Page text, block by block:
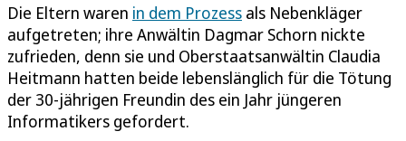
Die Eltern waren in dem Prozess als Nebenkläger
aufgetreten; ihre Anwältin Dagmar Schorn nickte
zufrieden, denn sie und Oberstaatsanwältin Claudia
Heitmann hatten beide lebenslänglich für die Tötung
der 30-jährigen Freundin des ein Jahr jüngeren
Informatikers gefordert.